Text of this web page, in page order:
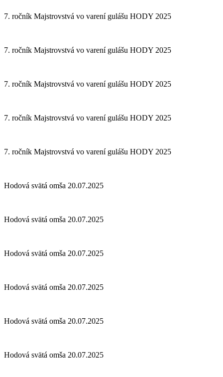
7. ročník Majstrovstvá vo varení gulášu HODY 2025
7. ročník Majstrovstvá vo varení gulášu HODY 2025
7. ročník Majstrovstvá vo varení gulášu HODY 2025
7. ročník Majstrovstvá vo varení gulášu HODY 2025
7. ročník Majstrovstvá vo varení gulášu HODY 2025
Hodová svätá omša 20.07.2025
Hodová svätá omša 20.07.2025
Hodová svätá omša 20.07.2025
Hodová svätá omša 20.07.2025
Hodová svätá omša 20.07.2025
Hodová svätá omša 20.07.2025